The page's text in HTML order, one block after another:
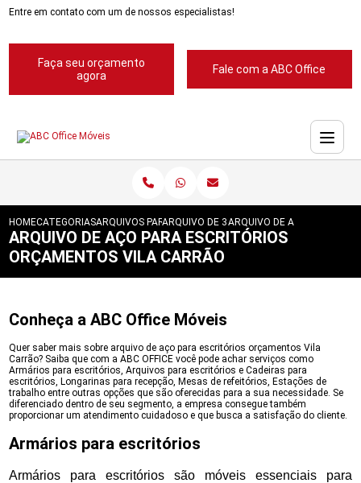
Entre em contato com um de nossos especialistas!
Faça seu orçamento
agora
Fale com a ABC Office
HOMECATEGORIASARQUIVOS PARA ESCRITORIOS
ARQUIVO DE 3 GAVETAS PARA
ARQUIVO DE ACO PARA
ARQUIVO DE AÇO PARA ESCRITÓRIOS
ORÇAMENTOS VILA CARRÃO
Conheça a ABC Office Móveis
Quer saber mais sobre arquivo de aço para escritórios orçamentos Vila
Carrão? Saiba que com a ABC OFFICE você pode achar serviços como
Armários para escritórios, Arquivos para escritórios e Cadeiras para
escritórios, Longarinas para recepção, Mesas de refeitórios, Estações de
trabalho entre outras opções que são oferecidas para a sua necessidade. Se
diferenciado dentro de seu segmento, a empresa consegue também
proporcionar um atendimento cuidadoso e que busca a satisfação do cliente.
Armários para escritórios
Armários para escritórios são móveis essenciais para